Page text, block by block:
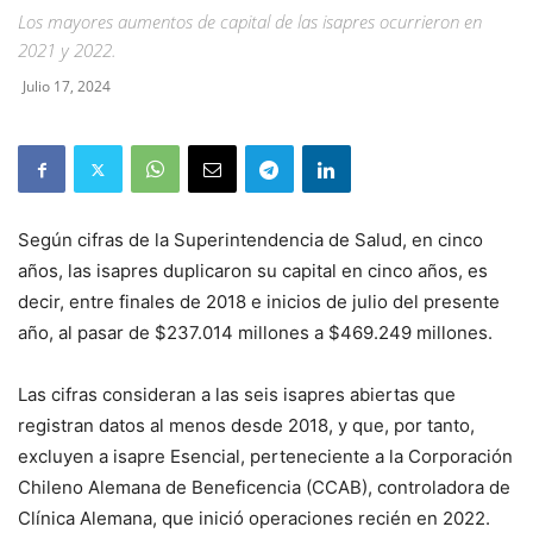
Los mayores aumentos de capital de las isapres ocurrieron en
2021 y 2022.
Julio 17, 2024
Según cifras de la Superintendencia de Salud, en cinco
años, las isapres duplicaron su capital en cinco años, es
decir, entre finales de 2018 e inicios de julio del presente
año, al pasar de $237.014 millones a $469.249 millones.
Las cifras consideran a las seis isapres abiertas que
registran datos al menos desde 2018, y que, por tanto,
excluyen a isapre Esencial, perteneciente a la Corporación
Chileno Alemana de Beneficencia (CCAB), controladora de
Clínica Alemana, que inició operaciones recién en 2022.